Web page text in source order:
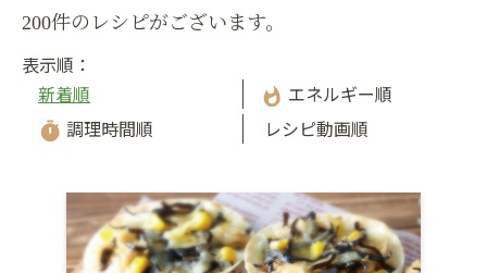
200件のレシピがございます。
表示順：
新着順
whatshot エネルギー順
timer 調理時間順 レシピ動画順